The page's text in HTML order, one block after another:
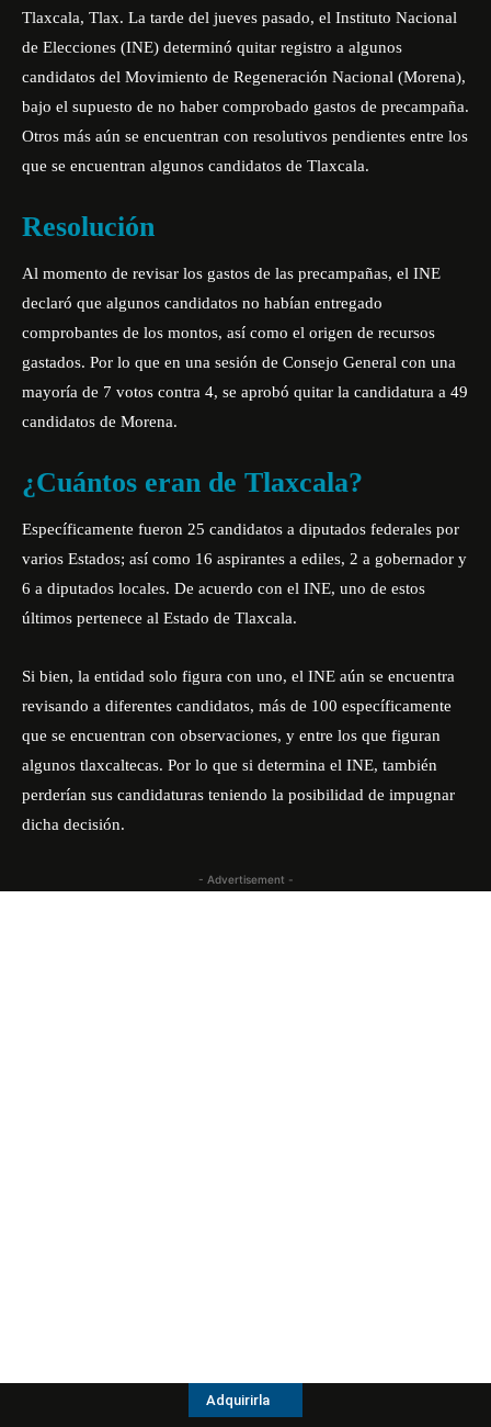
Tlaxcala, Tlax. La tarde del jueves pasado, el Instituto Nacional
de Elecciones (INE) determinó quitar registro a algunos
candidatos del Movimiento de Regeneración Nacional (Morena),
bajo el supuesto de no haber comprobado gastos de precampaña.
Otros más aún se encuentran con resolutivos pendientes entre los
que se encuentran algunos candidatos de Tlaxcala.
Resolución
Al momento de revisar los gastos de las precampañas, el INE
declaró que algunos candidatos no habían entregado
comprobantes de los montos, así como el origen de recursos
gastados. Por lo que en una sesión de Consejo General con una
mayoría de 7 votos contra 4, se aprobó quitar la candidatura a 49
candidatos de Morena.
¿Cuántos eran de Tlaxcala?
Específicamente fueron 25 candidatos a diputados federales por
varios Estados; así como 16 aspirantes a ediles, 2 a gobernador y
6 a diputados locales. De acuerdo con el INE, uno de estos
últimos pertenece al Estado de Tlaxcala.
Si bien, la entidad solo figura con uno, el INE aún se encuentra
revisando a diferentes candidatos, más de 100 específicamente
que se encuentran con observaciones, y entre los que figuran
algunos tlaxcaltecas. Por lo que si determina el INE, también
perderían sus candidaturas teniendo la posibilidad de impugnar
dicha decisión.
- Advertisement -
Adquirirla